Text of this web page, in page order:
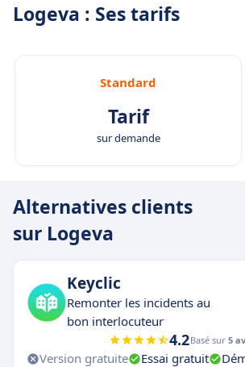
Logeva : Ses tarifs
Standard
Tarif
sur demande
Alternatives clients
sur Logeva
Keyclic
Remonter les incidents au
bon interlocuteur
4.2Basé sur 5
Version gratuite Essai gratuit